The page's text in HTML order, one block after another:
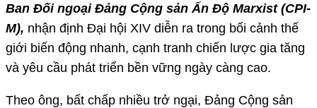
Ban Đối ngoại Đảng Cộng sản Ấn Độ Marxist (CPI-
M), nhận định Đại hội XIV diễn ra trong bối cảnh thế
giới biến động nhanh, cạnh tranh chiến lược gia tăng
và yêu cầu phát triển bền vững ngày càng cao.
Theo ông, bất chấp nhiều trở ngại, Đảng Cộng sản